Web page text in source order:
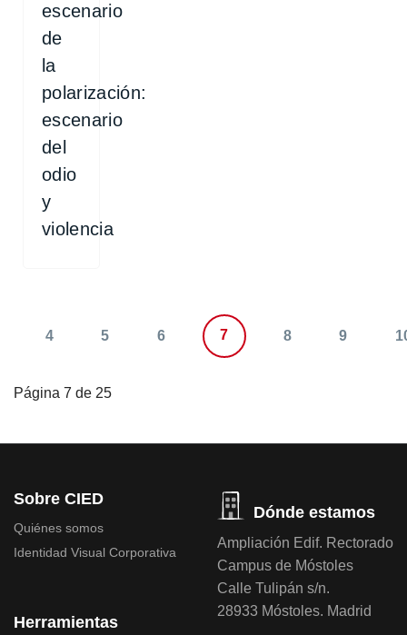
escenario
de
la
polarización:
escenario
del
odio
y
violencia
4 5 6 7 8 9
Página 7 de 25
Sobre CIED
Quiénes somos
Identidad Visual Corporativa
Herramientas
Dónde estamos
Ampliación Edif. Rectorado
Campus de Móstoles
Calle Tulipán s/n.
28933 Móstoles. Madrid